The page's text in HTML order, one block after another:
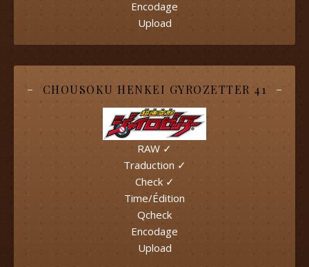
Encodage
Upload
CHOUSOKU HENKEI GYROZETTER 41
RAW ✓
Traduction ✓
Check ✓
Time/Édition
Qcheck
Encodage
Upload